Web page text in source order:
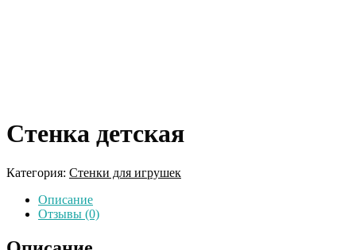
Стенка детская
Категория: Стенки для игрушек
Описание
Отзывы (0)